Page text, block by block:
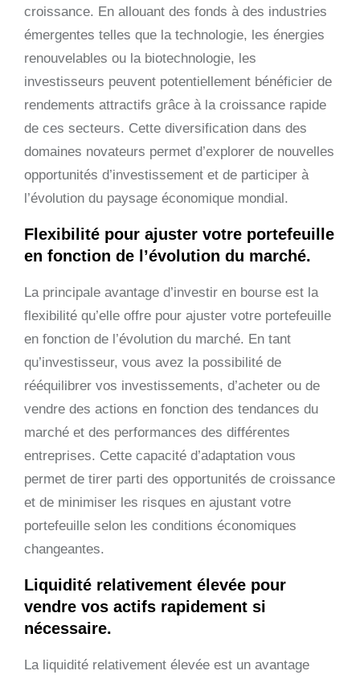
croissance. En allouant des fonds à des industries
émergentes telles que la technologie, les énergies
renouvelables ou la biotechnologie, les
investisseurs peuvent potentiellement bénéficier de
rendements attractifs grâce à la croissance rapide
de ces secteurs. Cette diversification dans des
domaines novateurs permet d’explorer de nouvelles
opportunités d’investissement et de participer à
l’évolution du paysage économique mondial.
Flexibilité pour ajuster votre portefeuille
en fonction de l’évolution du marché.
La principale avantage d’investir en bourse est la
flexibilité qu’elle offre pour ajuster votre portefeuille
en fonction de l’évolution du marché. En tant
qu’investisseur, vous avez la possibilité de
rééquilibrer vos investissements, d’acheter ou de
vendre des actions en fonction des tendances du
marché et des performances des différentes
entreprises. Cette capacité d’adaptation vous
permet de tirer parti des opportunités de croissance
et de minimiser les risques en ajustant votre
portefeuille selon les conditions économiques
changeantes.
Liquidité relativement élevée pour
vendre vos actifs rapidement si
nécessaire.
La liquidité relativement élevée est un avantage